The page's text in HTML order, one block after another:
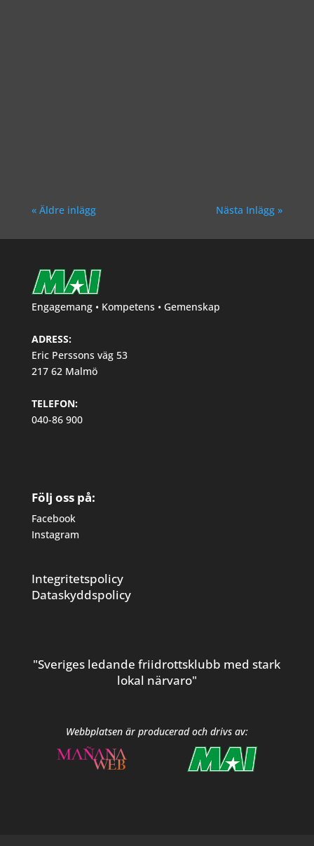
« Äldre inlägg Nästa Inlägg »
Engagemang • Kompetens • Gemenskap
ADRESS:
Eric Perssons väg 53
217 62 Malmö
TELEFON:
040-86 900
Följ oss på:
Facebook
Instagram
Integritetspolicy
Dataskyddspolicy
"Sveriges ledande friidrottsklubb med stark
lokal närvaro"
Webbplatsen är producerad och drivs av: